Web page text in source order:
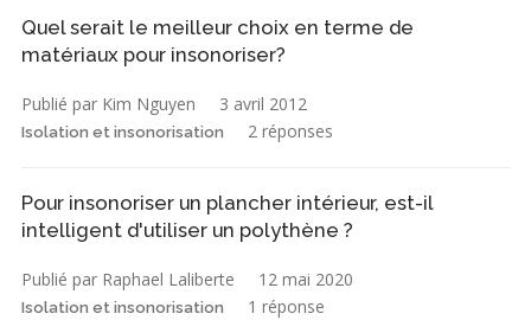
Quel serait le meilleur choix en terme de
matériaux pour insonoriser?
Publié par Kim Nguyen 3 avril 2012
Isolation et insonorisation 2 réponses
Pour insonoriser un plancher intérieur, est-il
intelligent d'utiliser un polythène ?
Publié par Raphael Laliberte 12 mai 2020
Isolation et insonorisation 1 réponse